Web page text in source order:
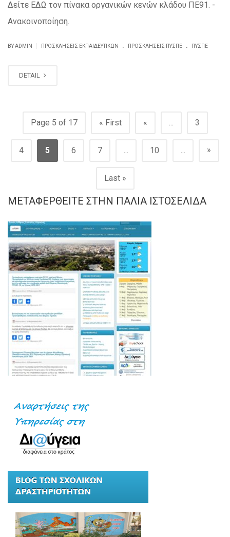
Δείτε ΕΔΩ τον πίνακα οργανικών κενών κλάδου ΠΕ91. -
Ανακοινοποίηση.
BY ADMIN ΠΡΟΣΚΛΗΣΕΙΣ ΕΚΠΑΙΔΕΥΤΙΚΏΝ . ΠΡΟΣΚΛΉΣΕΙΣ ΠΥΣΠΕ . ΠΥΣΠΕ
DETAIL
Page 5 of 17 « First « ... 3
4 5 6 7 ... 10 ... »
Last »
ΜΕΤΑΦΕΡΘΕΊΤΕ ΣΤΗΝ ΠΑΛΙΆ ΙΣΤΟΣΕΛΊΔΑ